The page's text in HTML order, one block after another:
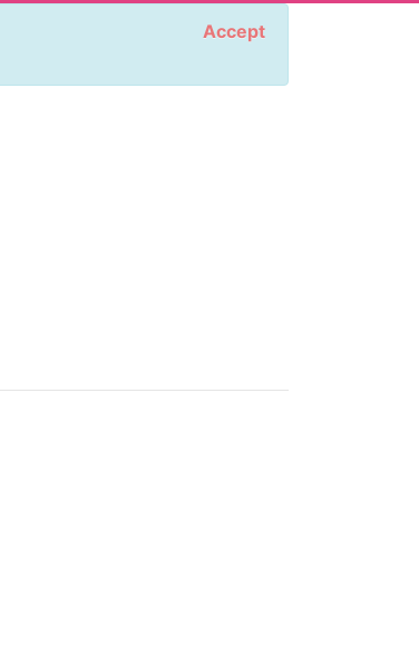
Accept